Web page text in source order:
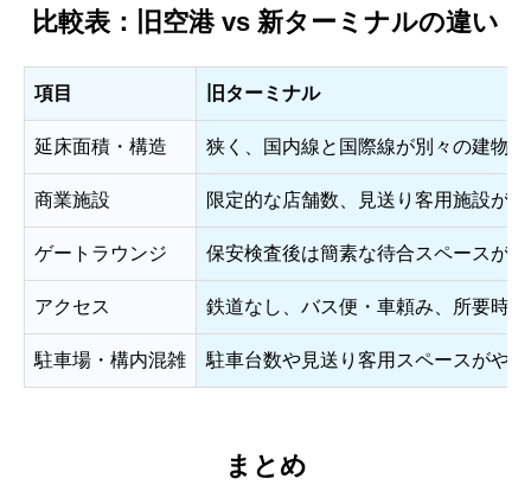
比較表：旧空港 vs 新ターミナルの違い
項目 旧ターミナル
延床面積・構造 狭く、国内線と国際線が別々の建物
商業施設 限定的な店舗数、見送り客用施設が
ゲートラウンジ 保安検査後は簡素な待合スペースが
アクセス 鉄道なし、バス便・車頼み、所要時
駐車場・構内混雑 駐車台数や見送り客用スペースがや
まとめ